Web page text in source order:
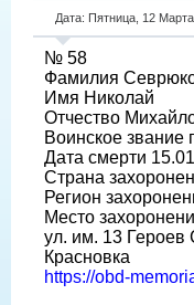
Дата: Пятница, 12
№ 58
Фамилия
Имя Николай
Отчество
Воинское звание
Дата смерти
Страна
Регион
Место
ул. им. 13 Героев
Красновка
https://obd-